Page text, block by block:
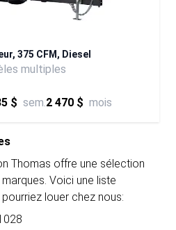
375 CFM, Diesel
multiples
$ sem.2 470 $ mois
Thomas offre une sélection
Voici une liste
louer chez nous: